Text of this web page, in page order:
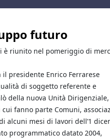
futuro
è riunito nel pomeriggio di
il presidente Enrico Ferrarese
di soggetto referente e
della nuova Unità
fanno parte Comuni,
alcuni mesi di lavori dell’1
programmatico datato 2004,